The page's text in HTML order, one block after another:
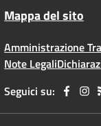
Mappa del sito
Amministrazione
Note Legali
Seguici su: